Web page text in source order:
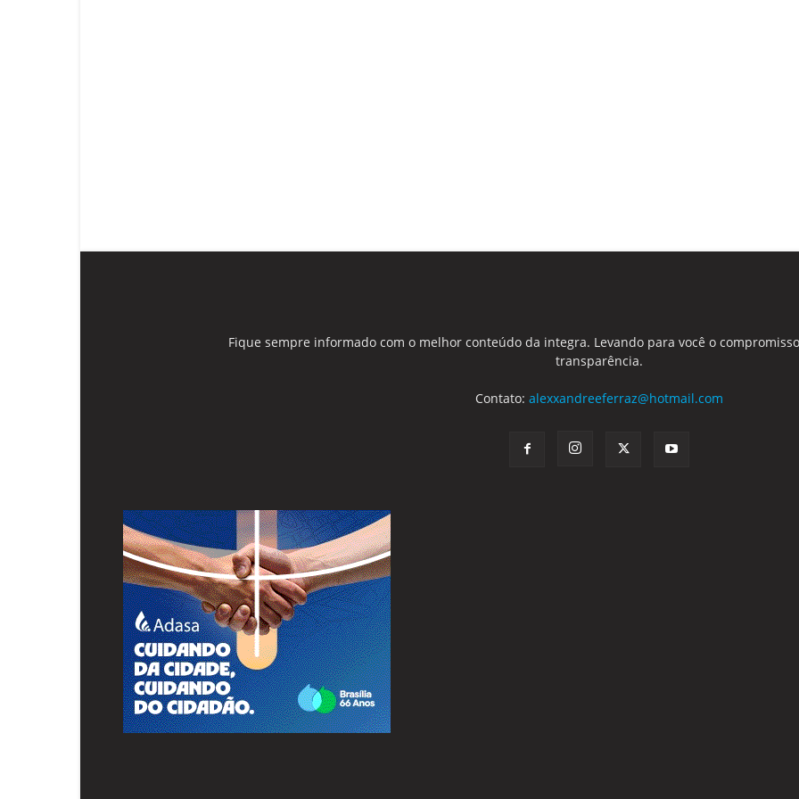
Fique sempre informado com o melhor conteúdo da integra. Levando para você o
transparência.
Contato: alexxandreeferraz@hotmail.com